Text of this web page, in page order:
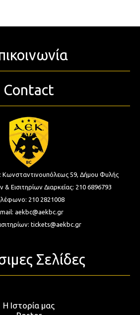
Contact
Κωνσταντινουπόλεως 59, Δήμου Φυλής
& Εισιτηρίων Διαρκείας: 210 6896793
210 2821008
aekbc@aekbc.gr
tickets@aekbc.gr
Σελίδες
Η Ιστορία μας